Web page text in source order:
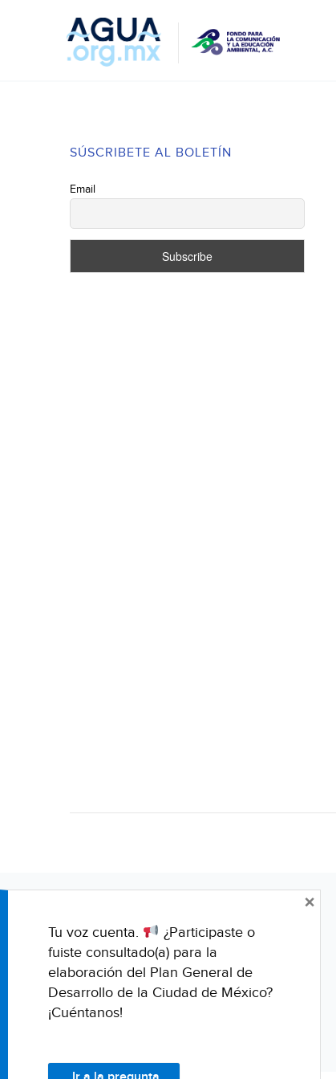
SÚSCRIBETE AL BOLETÍN
Email
Tu voz cuenta.
¿Participaste o
fuiste consultado(a) para la
elaboración del Plan General de
Desarrollo de la Ciudad de México?
¡Cuéntanos!
×